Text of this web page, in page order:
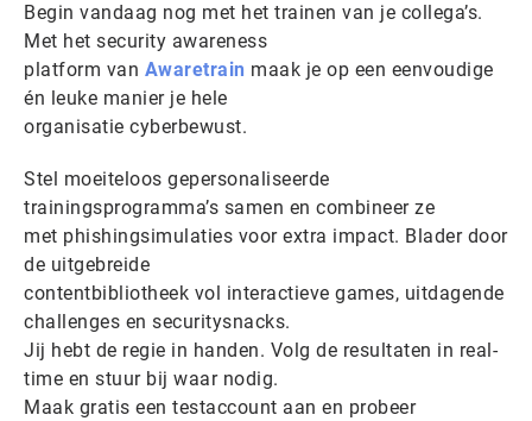
Begin vandaag nog met het trainen van je collega’s.
Met het security awareness
platform van Awaretrain maak je op een eenvoudige
én leuke manier je hele
organisatie cyberbewust.
Stel moeiteloos gepersonaliseerde
trainingsprogramma’s samen en combineer ze
met phishingsimulaties voor extra impact. Blader door
de uitgebreide
contentbibliotheek vol interactieve games, uitdagende
challenges en securitysnacks.
Jij hebt de regie in handen. Volg de resultaten in real-
time en stuur bij waar nodig.
Maak gratis een testaccount aan en probeer